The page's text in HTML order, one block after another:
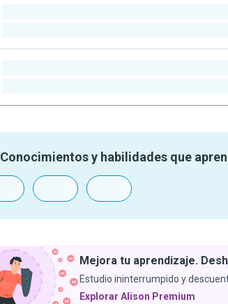
Conocimientos y habilidades que
Mejora tu aprendizaje.
Estudio ininterrumpido y
Explorar Alison Premium